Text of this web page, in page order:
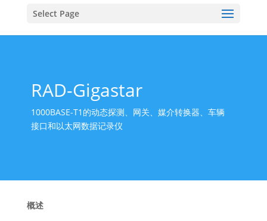
Select Page
RAD-Gigastar
1000BASE-T1的动态探测、网关、媒介转换器、车辆
接口和以太网数据记录仪
概述